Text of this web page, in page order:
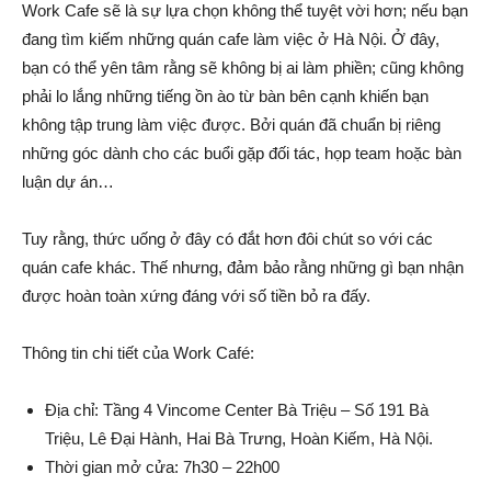
Work Cafe sẽ là sự lựa chọn không thể tuyệt vời hơn; nếu bạn
đang tìm kiếm những quán cafe làm việc ở Hà Nội. Ở đây,
bạn có thể yên tâm rằng sẽ không bị ai làm phiền; cũng không
phải lo lắng những tiếng ồn ào từ bàn bên cạnh khiến bạn
không tập trung làm việc được. Bởi quán đã chuẩn bị riêng
những góc dành cho các buổi gặp đối tác, họp team hoặc bàn
luận dự án…
Tuy rằng, thức uống ở đây có đắt hơn đôi chút so với các
quán cafe khác. Thế nhưng, đảm bảo rằng những gì bạn nhận
được hoàn toàn xứng đáng với số tiền bỏ ra đấy.
Thông tin chi tiết của Work Café:
Địa chỉ: Tầng 4 Vincome Center Bà Triệu – Số 191 Bà
Triệu, Lê Đại Hành, Hai Bà Trưng, Hoàn Kiếm, Hà Nội.
Thời gian mở cửa: 7h30 – 22h00